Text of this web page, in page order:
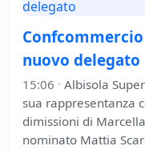
nuovo delegato
15:06 · Albisola
sua rappresentanza
dimissioni di
nominato Mattia